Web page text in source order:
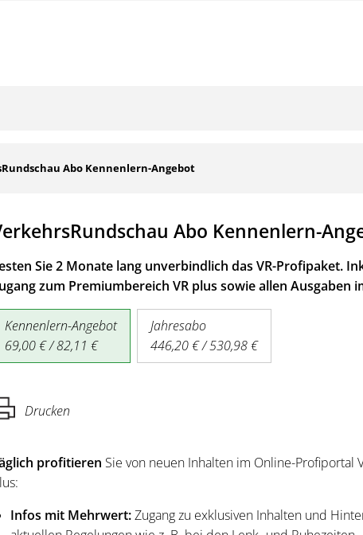
Abo Kennenlern-Angebot
Abo Kennenlern-
Sie 2 Monate lang unverbindlich das VR-Profipaket.
zum Premiumbereich VR plus sowieallen Ausgaben
Kennenlern-Angebot
69,00 € / 82,11 €
Jahresabo
446,20 € / 530,98 €
Drucken
profitieren Sie von neuen Inhalten im Online-Profiportal
Infos mit Mehrwert:Zugang zu exklusiven Inhalten und